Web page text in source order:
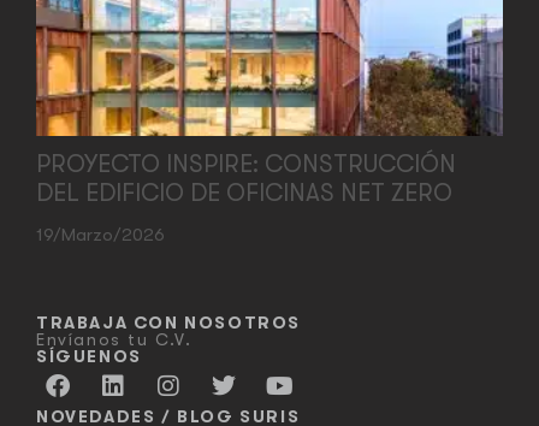
PROYECTO INSPIRE: CONSTRUCCIÓN
DEL EDIFICIO DE OFICINAS NET ZERO
19/marzo/2026
TRABAJA CON NOSOTROS
Envíanos tu C.V.
SÍGUENOS
NOVEDADES / BLOG SURIS